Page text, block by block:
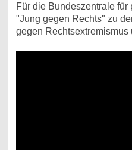
Für die Bundeszentrale
"Jung gegen Rechts" zu
gegen